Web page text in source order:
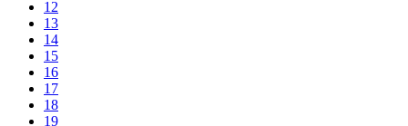
12
13
14
15
16
17
18
19